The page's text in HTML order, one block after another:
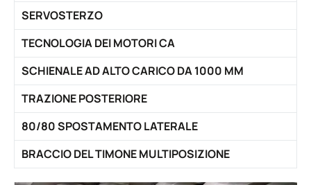
SERVOSTERZO
TECNOLOGIA DEI MOTORI CA
SCHIENALE AD ALTO CARICO DA 1000 MM
TRAZIONE POSTERIORE
80/80 SPOSTAMENTO LATERALE
BRACCIO DEL TIMONE MULTIPOSIZIONE